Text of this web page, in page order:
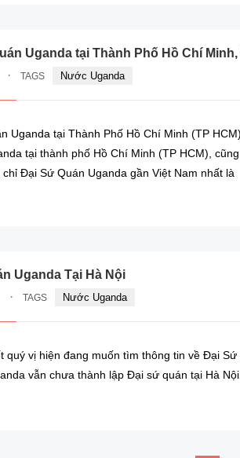
Uganda tại Thành Phố Hồ Chí Minh,
· TAGS Nước Uganda
Uganda tại Thành Phố Hồ Chí Minh (TP
tại thành phố Hồ Chí Minh (TP HCM),
Đại Sứ Quán Uganda gần Việt Nam nhất là
Uganda Tại Hà Nội
· TAGS Nước Uganda
quý vị hiện đang muốn tìm thông tin về Đại
vẫn chưa thành lập Đại sứ quán tại Hà Nội.